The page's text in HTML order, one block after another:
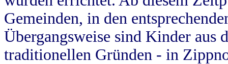
Gemeinden, in den
Übergangsweise sind Kinder aus
traditionellen Gründen - in